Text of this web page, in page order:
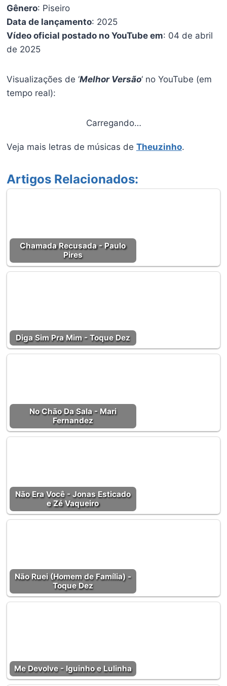
Gênero: Piseiro
Data de lançamento: 2025
Vídeo oficial postado no YouTube em: 04 de abril
de 2025
Visualizações de ‘Melhor Versão‘ no YouTube (em
tempo real):
Carregando…
Veja mais letras de músicas de Theuzinho.
Artigos Relacionados:
Chamada Recusada - Paulo
Pires
Diga Sim Pra Mim - Toque Dez
No Chão Da Sala - Mari
Fernandez
Não Era Você - Jonas Esticado
e Zé Vaqueiro
Não Ruei (Homem de Família) -
Toque Dez
Me Devolve - Iguinho e Lulinha